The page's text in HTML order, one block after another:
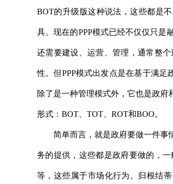
BOT的升级版这种说法，这些都是
具。现在的PPP模式已经不仅仅只是
还需要建设、运营、管理，通常整
性。但PPP模式出发点是在基于满足
除了是一种管理模式外，它也是政
形式：BOT、TOT、ROT和BOO。
简单而言，就是政府要做一件事情
务的提供，这些都是政府要做的，
等，这些属于市场化行为。归根结